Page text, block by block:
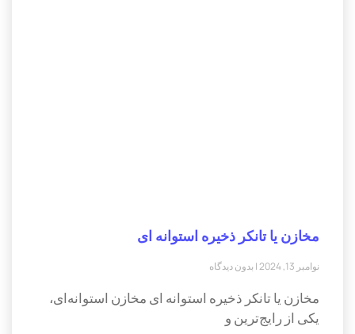
مخازن یا تانکر ذخیره استوانه ای
نوامبر 13, 2024 بدون دیدگاه
مخازن یا تانکر ذخیره استوانه ای مخازن استوانه‌ای،
یکی از رایج‌ترین و